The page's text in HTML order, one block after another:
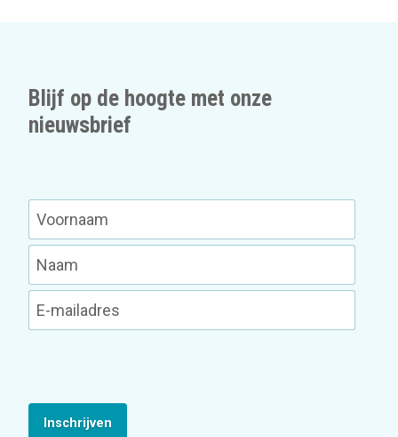
Blijf op de hoogte met onze
nieuwsbrief
Inschrijven